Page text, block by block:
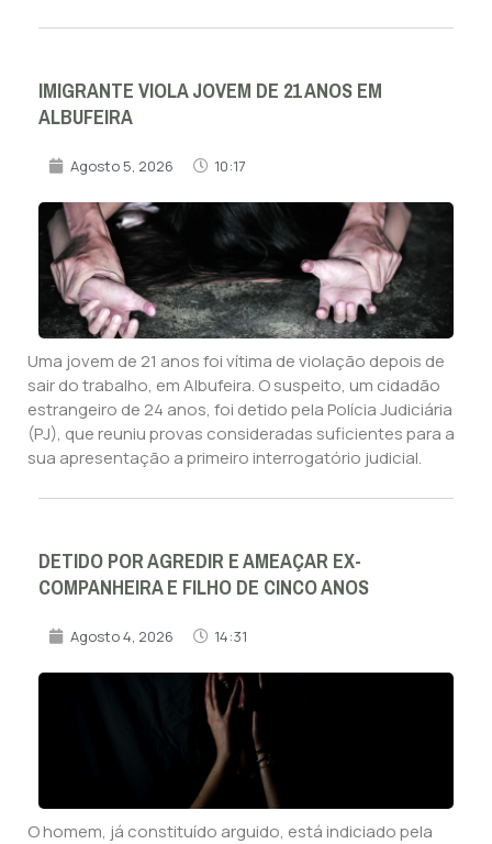
IMIGRANTE VIOLA JOVEM DE 21 ANOS EM
ALBUFEIRA
Agosto 5, 2026 10:17
Uma jovem de 21 anos foi vítima de violação depois de
sair do trabalho, em Albufeira. O suspeito, um cidadão
estrangeiro de 24 anos, foi detido pela Polícia Judiciária
(PJ), que reuniu provas consideradas suficientes para a
sua apresentação a primeiro interrogatório judicial.
DETIDO POR AGREDIR E AMEAÇAR EX-
COMPANHEIRA E FILHO DE CINCO ANOS
Agosto 4, 2026 14:31
O homem, já constituído arguido, está indiciado pela